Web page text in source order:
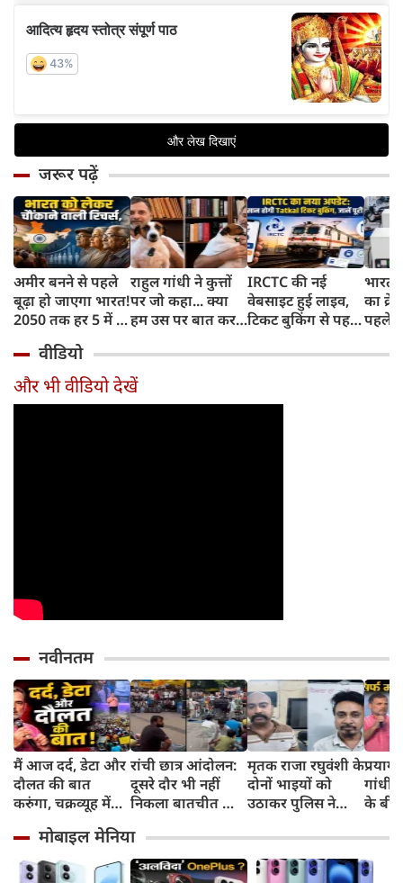
जरूर पढ़ें
अमीर बनने से पहले
बूढ़ा हो जाएगा भारत!
2050 तक हर 5 में 1
साल से ज्यादा उम्र का
राहुल गांधी ने कुत्तों
पर जो कहा... क्या
हम उस पर बात कर
IRCTC की नई
वेबसाइट हुई लाइव,
टिकट बुकिंग से पहले
काम, जानें पूरा
भारत
का
पहले
और
वीडियो
और भी वीडियो देखें
नवीनतम
मैं आज दर्द, डेटा और
दौलत की बात
करुंगा, चक्रव्यूह में
रील नशा है, छात्रों की
गूंज में बोले राहुल
गांधी
रांची छात्र आंदोलन:
दूसरे दौर भी नहीं
निकला बातचीत का
जयराम महतो ने
किया अनशन का
ऐलान
मृतक राजा रघुवंशी के
दोनों भाइयों को
उठाकर पुलिस ने
कर रहे थे ये काम,
पुलिस जांच में जुटी
गांधी
के
मोबाइल मेनिया